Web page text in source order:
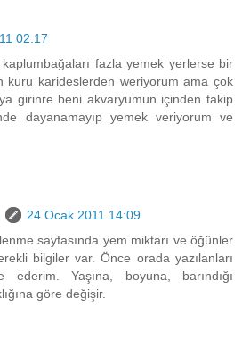
02:17
kaplumbağaları fazla yemek yerlerse bir
kuru karideslerden weriyorum ama çok
girinre beni akvaryumun içinden takip
dayanamayıp yemek veriyorum ve
24 Ocak 2011 14:09
sayfasında yem miktarı ve öğünler
bilgiler var. Önce orada yazılanları
ederim. Yaşına, boyuna, barındığı
göre değişir.